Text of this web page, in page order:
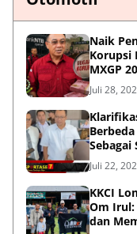
Naik
Korupsi
MXGP
Juli 28,
Sebagai
Juli 22,
KKCI
Om
dan